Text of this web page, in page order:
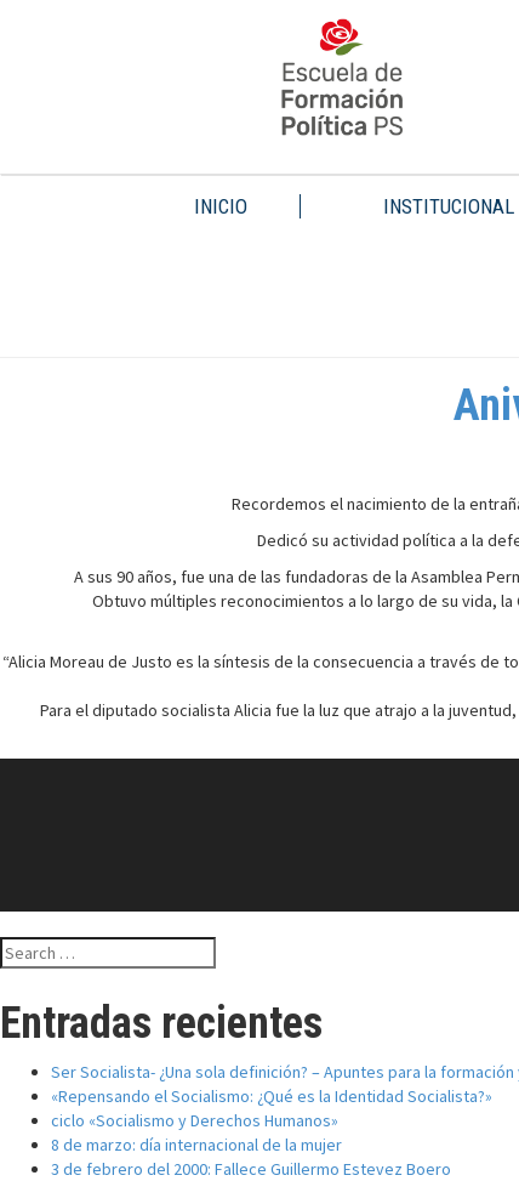
INICIO INSTITUCIONAL
Recordemos el nacimiento de la
Dedicó su actividad política a la
A sus 90 años, fue una de las fundadoras de la Asamblea
Obtuvo múltiples reconocimientos a lo largo de su vida,
“Alicia Moreau de Justo es la síntesis de la consecuencia a través
Para el diputado socialista Alicia fue la luz que atrajo a la
Search
for:
Entradas recientes
Ser Socialista- ¿Una sola definición? – Apuntes para la
«Repensando el Socialismo: ¿Qué es la Identidad Socialista?»
ciclo «Socialismo y Derechos Humanos»
8 de marzo: día internacional de la mujer
3 de febrero del 2000: Fallece Guillermo Estevez Boero